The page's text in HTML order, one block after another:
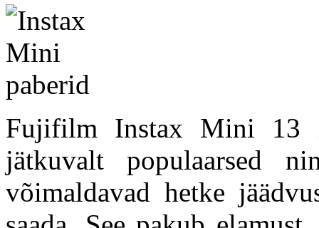
Fujifilm Instax Mini 13
jätkuvalt populaarsed
võimaldavad hetke